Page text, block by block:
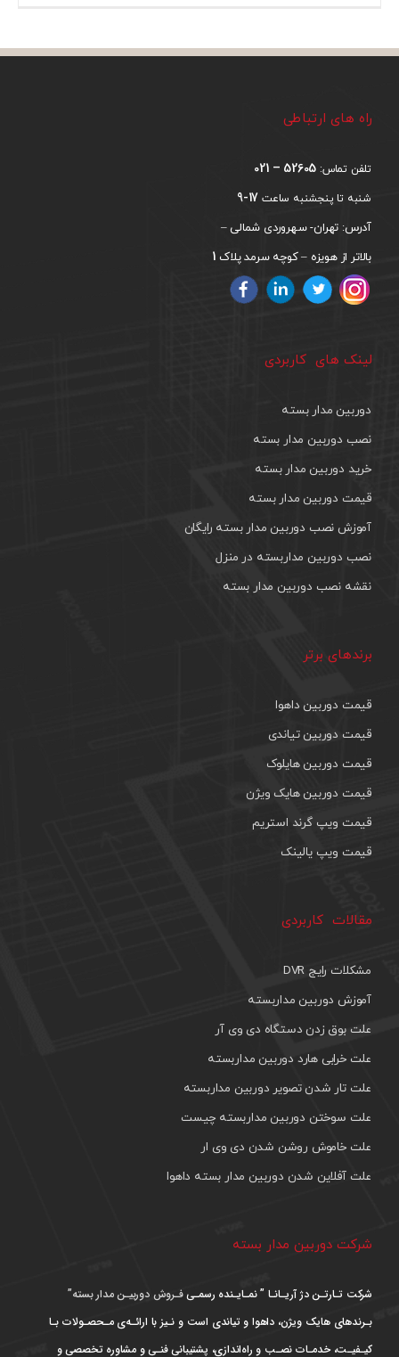
راه های ارتباطی
تلفن تماس: 52605 – 021
شنبه تا پنجشنبه ساعت 17-9
آدرس: تهران- سهروردی شمالی –
بالاتر از هویزه – کوچه سرمد پلاک 1
لینک های کاربردی
دوربین مدار بسته
نصب دوربین مدار بسته
خرید دوربین مدار بسته
قیمت دوربین مدار بسته
آموزش نصب دوربین مدار بسته رایگان
نصب دوربین مداربسته در منزل
نقشه نصب دوربین مدار بسته
برندهای برتر
قیمت دوربین داهوا
قیمت دوربین تیاندی
قیمت دوربین هایلوک
قیمت دوربین هایک ویژن
قیمت ویپ گرند استریم
قیمت ویپ یالینک
مقالات کاربردی
مشکلات رایج DVR
آموزش دوربین مداربسته
علت بوق زدن دستگاه دی وی آر
علت خرابی هارد دوربین مداربسته
علت تار شدن تصویر دوربین مداربسته
علت سوختن دوربین مداربسته چیست
علت خاموش روشن شدن دی وی ار
علت آفلاین شدن دوربین مدار بسته داهوا
شرکت دوربین مدار بسته
شرکت تـارتـن دژ آریـانـا ” نمـایـنده رسمـیفـروش دوربیـن مدار بسته”
بـرندهای هایک ویژن، داهوا و تیاندی است و نـیز با ارائـه‌ی مـحصـولات بـا
کیـفیـت، خدمـات نصـب و راه‌اندازی، پشتیبانی فنـی و مشاوره تخصصی و